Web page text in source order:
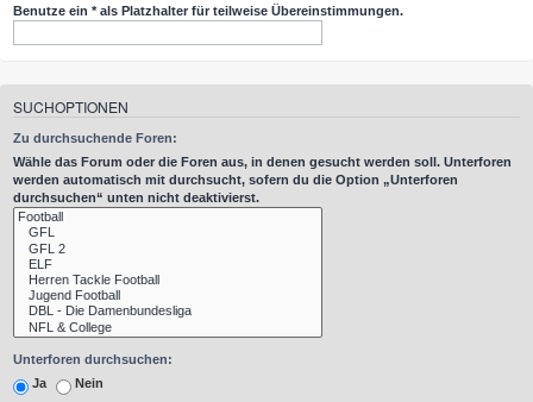
Benutze ein * als Platzhalter für teilweise Übereinstimmungen.
SUCHOPTIONEN
Zu durchsuchende Foren:
Wähle das Forum oder die Foren aus, in denen gesucht werden soll. Unterforen
werden automatisch mit durchsucht, sofern du die Option „Unterforen
durchsuchen“ unten nicht deaktivierst.
Unterforen durchsuchen:
Ja
Nein